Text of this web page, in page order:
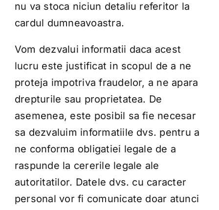
nu va stoca niciun detaliu referitor la
cardul dumneavoastra.
Vom dezvalui informatii daca acest
lucru este justificat in scopul de a ne
proteja impotriva fraudelor, a ne apara
drepturile sau proprietatea. De
asemenea, este posibil sa fie necesar
sa dezvaluim informatiile dvs. pentru a
ne conforma obligatiei legale de a
raspunde la cererile legale ale
autoritatilor. Datele dvs. cu caracter
personal vor fi comunicate doar atunci